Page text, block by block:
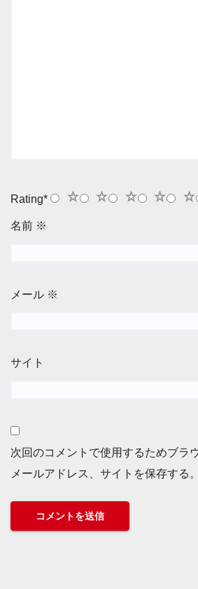
Rating* 5
4
3
2
1
名前 ※
メール ※
サイト
次回のコメントで使用するためブラ
メールアドレス、サイトを保存する。